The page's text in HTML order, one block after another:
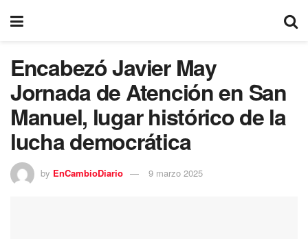
Encabezó Javier May
Jornada de Atención en San
Manuel, lugar histórico de la
lucha democrática
by EnCambioDiario 9 marzo 2025